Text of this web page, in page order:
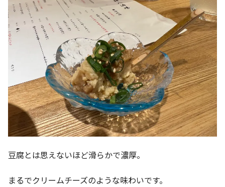
豆腐とは思えないほど滑らかで濃厚。
まるでクリームチーズのような味わいです。